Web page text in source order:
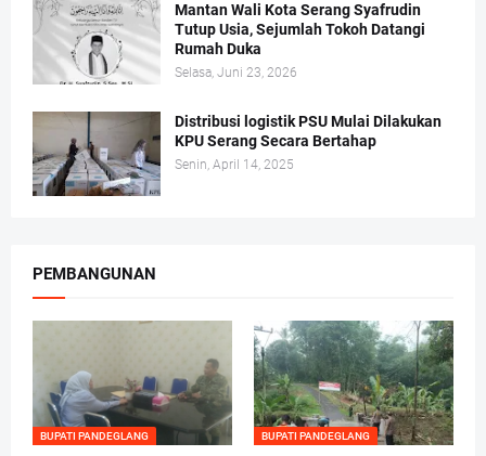
Mantan Wali Kota Serang Syafrudin
Tutup Usia, Sejumlah Tokoh Datangi
Rumah Duka
Selasa, Juni 23, 2026
Distribusi logistik PSU Mulai Dilakukan
KPU Serang Secara Bertahap
Senin, April 14, 2025
PEMBANGUNAN
BUPATI PANDEGLANG BUPATI PANDEGLANG